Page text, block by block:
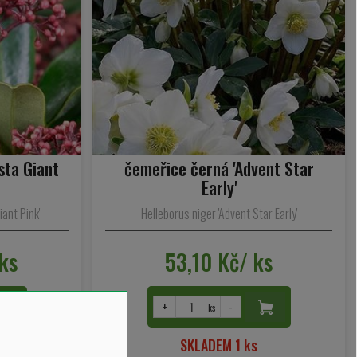
Giant
Pink'
čemeřice černá 'Advent Star
Early'
Helleborus niger 'Advent Star Early'
53,10 Kč/ ks
+ ks -
SKLADEM 1 ks